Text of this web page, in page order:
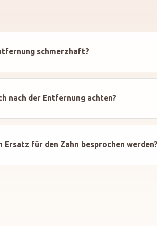
schmerzhaft?
nach der Entfernung achten?
Ersatz für den Zahn besprochen